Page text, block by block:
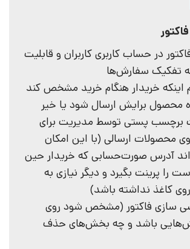
در حساب‌ کاربری کاربران و قابلیت
تفکیک سفارش‌ها
اینکه خریدار هنگام خرید مشخص کند
محصول برایش ارسال شود یا خیر
برچسب پستی توسط مدیریت برای
محصولات ارسالی (با این امکان
آدرس صورت‌حسابی که خریدار حین
را پرینت بگیرد و دیگر نیازی به
کاغذ نداشته باشد)
سازی فاکتور (مشخص شود روی
باشد و چه بخش‌های حذف